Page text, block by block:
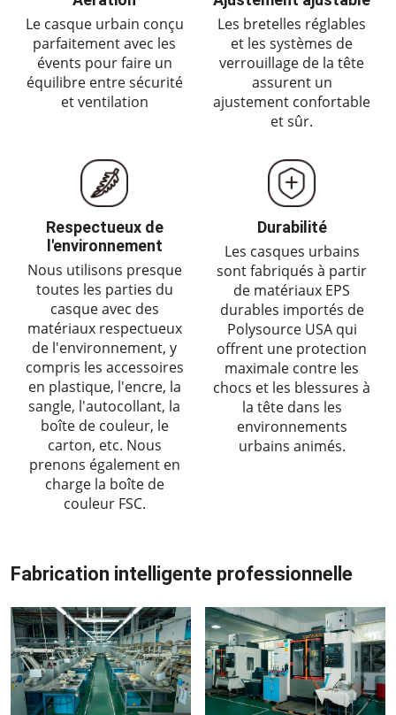
Le casque urbain conçu
parfaitement avec les
évents pour faire un
équilibre entre sécurité
et ventilation
Les bretelles réglables
et les systèmes de
verrouillage de la tête
assurent un
ajustement confortable
et sûr.
Respectueux de
l'environnement
Nous utilisons presque
toutes les parties du
casque avec des
matériaux respectueux
de l'environnement, y
compris les accessoires
en plastique, l'encre, la
sangle, l'autocollant, la
boîte de couleur, le
carton, etc. Nous
prenons également en
charge la boîte de
couleur FSC.
Durabilité
Les casques urbains
sont fabriqués à partir
de matériaux EPS
durables importés de
Polysource USA qui
offrent une protection
maximale contre les
chocs et les blessures à
la tête dans les
environnements
urbains animés.
Fabrication intelligente professionnelle